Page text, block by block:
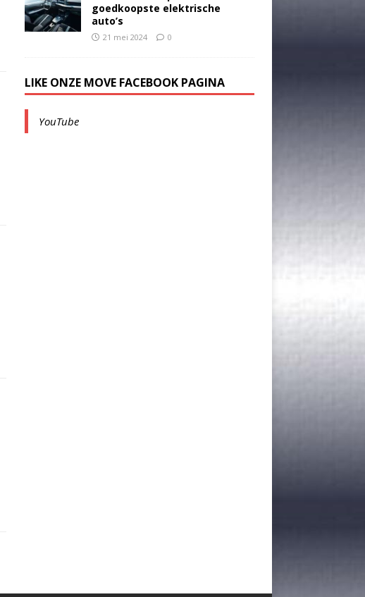
goedkoopste elektrische
auto’s
21 mei 2024 0
LIKE ONZE MOVE FACEBOOK PAGINA
YouTube